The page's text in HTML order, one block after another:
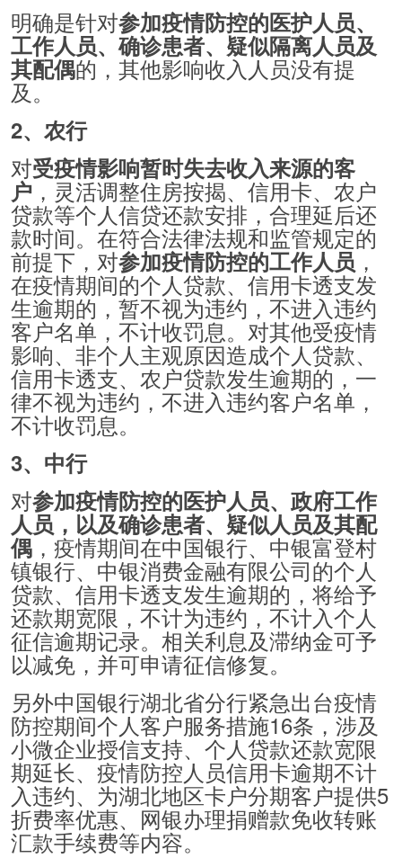
明确是针对参加疫情防控的医护人员、
工作人员、确诊患者、疑似隔离人员及
其配偶的，其他影响收入人员没有提
及。
2、农行
对受疫情影响暂时失去收入来源的客
户 ，灵活调整住房按揭、信用卡、农户
贷款等个人信贷还款安排，合理延后还
款时间。在符合法律法规和监管规定的
前提下，对参加疫情防控的工作人员 ，
在疫情期间的个人贷款、信用卡透支发
生逾期的，暂不视为违约，不进入违约
客户名单，不计收罚息。对其他受疫情
影响、非个人主观原因造成个人贷款、
信用卡透支、农户贷款发生逾期的，一
律不视为违约，不进入违约客户名单，
不计收罚息。
3、中行
对参加疫情防控的医护人员、政府工作
人员，以及确诊患者、疑似人员及其配
偶，疫情期间在中国银行、中银富登村
镇银行、中银消费金融有限公司的个人
贷款、信用卡透支发生逾期的，将给予
还款期宽限，不计为违约，不计入个人
征信逾期记录。相关利息及滞纳金可予
以减免，并可申请征信修复。
另外中国银行湖北省分行紧急出台疫情
防控期间个人客户服务措施16条，涉及
小微企业授信支持、个人贷款还款宽限
期延长、疫情防控人员信用卡逾期不计
入违约、为湖北地区卡户分期客户提供5
折费率优惠、网银办理捐赠款免收转账
汇款手续费等内容。